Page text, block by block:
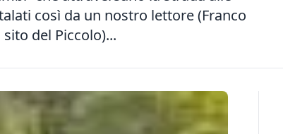
così da un nostro lettore (Franco
del Piccolo)...